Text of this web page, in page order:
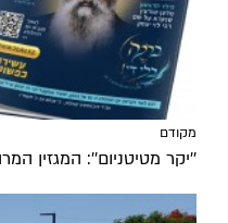
מקודם
''יקר מטיטניום'': המגזין